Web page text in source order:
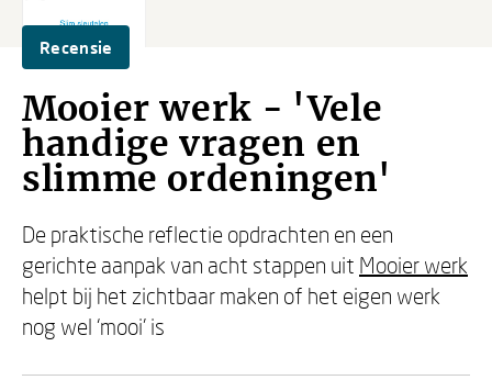
Recensie
Mooier werk - 'Vele
handige vragen en
slimme ordeningen'
De praktische reflectie opdrachten en een
gerichte aanpak van acht stappen uit Mooier werk
helpt bij het zichtbaar maken of het eigen werk
nog wel ‘mooi’ is